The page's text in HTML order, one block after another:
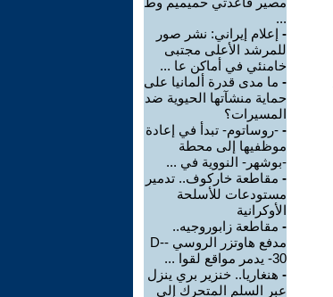
...
- إعلام إيراني: نشر صور
للمرشد الأعلى مجتبى
خامنئي في أماكن عا ...
- ما مدى قدرة ألمانيا على
حماية منشآتها الحيوية ضد
المسيرات؟
- -روساتوم- تبدأ في إعادة
موظفيها إلى محطة
-بوشهر- النووية في ...
- مقاطعة خاركوف.. تدمير
مستودعات للأسلحة
الأوكرانية
- مقاطعة زابوروجيه..
مدفع هاوتزر الروسي -D-
30- يدمر مواقع لقوا ...
- هنغاريا.. خنزير بري ينزل
عبر السلم المتحرك إلى